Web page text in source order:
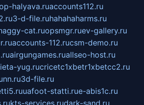
halyava.ruaccounts112.ru
3-d-file.ruhahahaharms.ru
cat.ruopsmgr.ruev-gallery.ru
accounts-112.rucsm-demo.ru
airgungames.ruallseo-host.ru
yug.rucricetc1xbetr1xbetcc2.ru
3d-file.ru
uafoot-statti.rue-abis1c.ru